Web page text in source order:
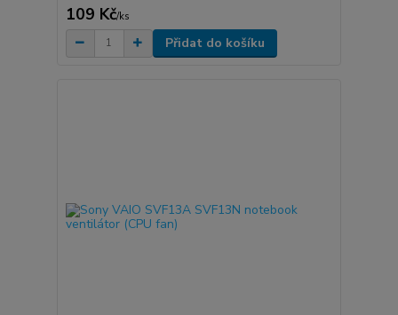
109 Kč/ks
Přidat do košíku